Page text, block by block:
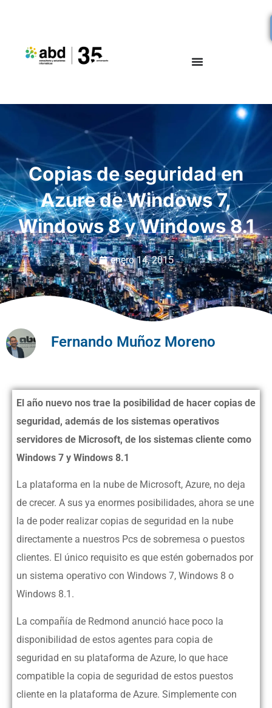
Copias de seguridad en
Azure de Windows 7,
Windows 8 y Windows 8.1
enero 14, 2015
Fernando Muñoz Moreno
El año nuevo nos trae la posibilidad de hacer copias de
seguridad, además de los sistemas operativos
servidores de Microsoft, de los sistemas cliente como
Windows 7 y Windows 8.1
La plataforma en la nube de Microsoft, Azure, no deja
de crecer. A sus ya enormes posibilidades, ahora se une
la de poder realizar copias de seguridad en la nube
directamente a nuestros Pcs de sobremesa o puestos
clientes. El único requisito es que estén gobernados por
un sistema operativo con Windows 7, Windows 8 o
Windows 8.1.
La compañía de Redmond anunció hace poco la
disponibilidad de estos agentes para copia de
seguridad en su plataforma de Azure, lo que hace
compatible la copia de seguridad de estos puestos
cliente en la plataforma de Azure. Simplemente con